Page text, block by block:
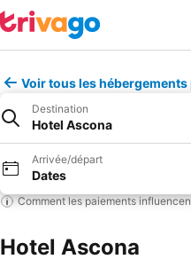
Voir tous les
Destination
Hotel Ascona
Arrivée/départ
Dates
Comment les paiements
Hotel Ascona